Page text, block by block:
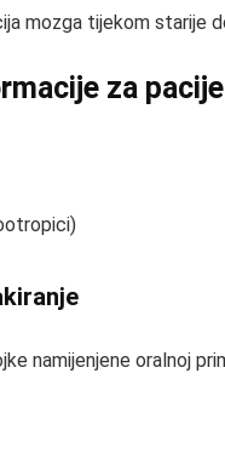
mozga tijekom starije
za
namijenjene oralnoj